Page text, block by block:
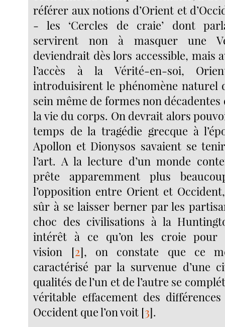
référer aux notions d’Orient et
- les ‘Cercles de craie’ dont
servirent non à masquer une
deviendrait dès lors accessible, mais
l’accès à la Vérité-en-soi,
introduisirent le phénomène naturel
sein même de formes non
la vie du corps. On devrait alors
temps de la tragédie grecque à
Apollon et Dionysos savaient se
l’art. A la lecture d’un monde
prête apparemment plus
l’opposition entre Orient et
sûr à se laisser berner par les
choc des civilisations à la
intérêt à ce qu’on les croie pour
vision [2], on constate que ce
caractérisé par la survenue d’une
qualités de l’un et de l’autre se
véritable effacement des
Occident que l’on voit [3].